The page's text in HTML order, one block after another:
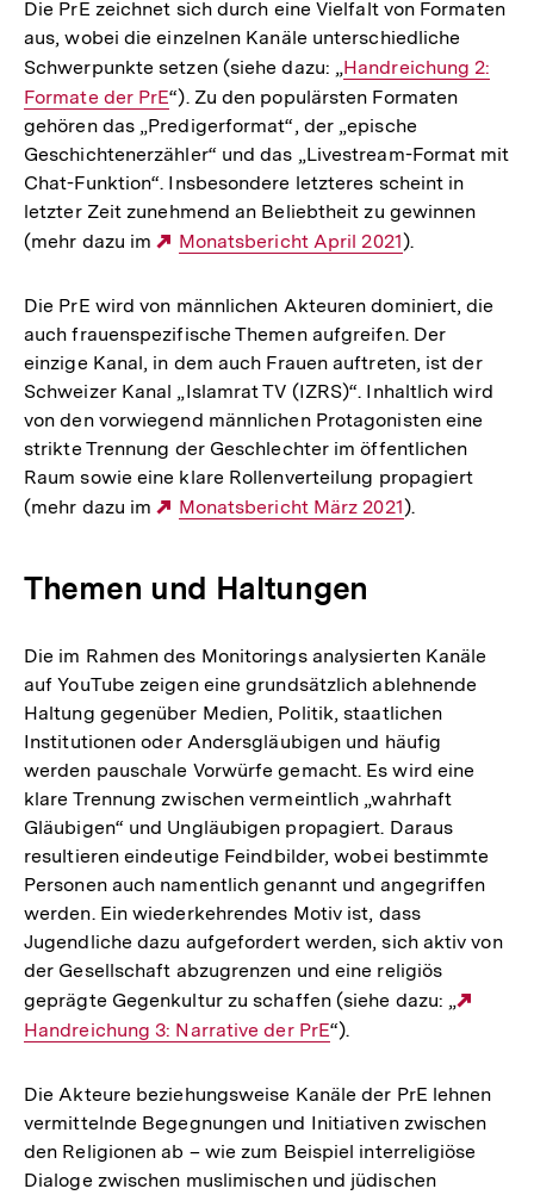
Die PrE zeichnet sich durch eine Vielfalt von Formaten
aus, wobei die einzelnen Kanäle unterschiedliche
Schwerpunkte setzen (siehe dazu: „Interner
Link:
Handreichung 2:
Formate der PrE“). Zu den populärsten Formaten
gehören das „Predigerformat“, der „epische
Geschichtenerzähler“ und das „Livestream-Format mit
Chat-Funktion“. Insbesondere letzteres scheint in
letzter Zeit zunehmend an Beliebtheit zu gewinnen
(mehr dazu im
Externer
Monatsbericht April 2021).
Die PrE wird von männlichen Akteuren dominiert, die
auch frauenspezifische Themen aufgreifen. Der
einzige Kanal, in dem auch Frauen auftreten, ist der
Schweizer Kanal „Islamrat TV (IZRS)“. Inhaltlich wird
von den vorwiegend männlichen Protagonisten eine
strikte Trennung der Geschlechter im öffentlichen
Raum sowie eine klare Rollenverteilung propagiert
(mehr dazu im
Externer
Monatsbericht März 2021).
Themen und Haltungen
Die im Rahmen des Monitorings analysierten Kanäle
auf YouTube zeigen eine grundsätzlich ablehnende
Haltung gegenüber Medien, Politik, staatlichen
Institutionen oder Andersgläubigen und häufig
werden pauschale Vorwürfe gemacht. Es wird eine
klare Trennung zwischen vermeintlich „wahrhaft
Gläubigen“ und Ungläubigen propagiert. Daraus
resultieren eindeutige Feindbilder, wobei bestimmte
Personen auch namentlich genannt und angegriffen
werden. Ein wiederkehrendes Motiv ist, dass
Jugendliche dazu aufgefordert werden, sich aktiv von
der Gesellschaft abzugrenzen und eine religiös
geprägte Gegenkultur zu schaffen (siehe dazu: „
Handreichung 3: Narrative der PrE“).
Die Akteure beziehungsweise Kanäle der PrE lehnen
vermittelnde Begegnungen und Initiativen zwischen
den Religionen ab – wie zum Beispiel interreligiöse
Dialoge zwischen muslimischen und jüdischen